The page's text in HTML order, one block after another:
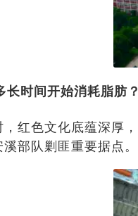
长时间开始消耗脂肪
红色文化底蕴深厚
部队剿匪重要据点